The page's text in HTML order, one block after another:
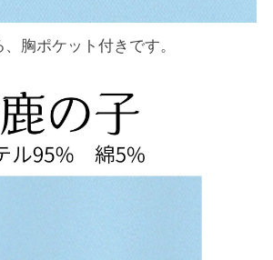
胸ポケット付きです。